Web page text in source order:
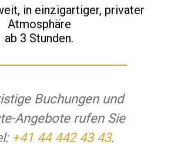
in einzigartiger, privater
Atmosphäre
ab 3 Stunden.
Buchungen und
Angebote rufen Sie
+41 44 442 43 43.